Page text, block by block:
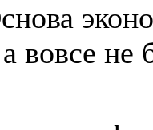
вовсе не